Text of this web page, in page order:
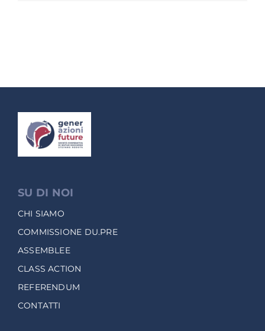
SU DI NOI
CHI SIAMO
COMMISSIONE DU.PRE
ASSEMBLEE
CLASS ACTION
REFERENDUM
CONTATTI